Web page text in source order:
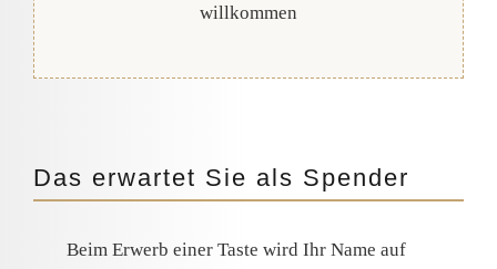
willkommen
Das erwartet Sie als Spender
Beim Erwerb einer Taste wird Ihr Name auf